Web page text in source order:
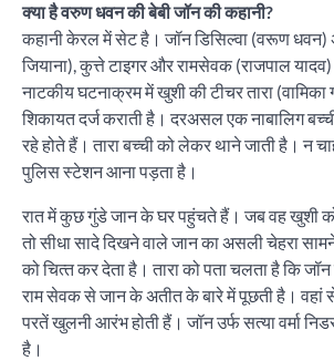
क्या है वरुण धवन की बेबी जॉन की कहानी?
कहानी केरल में सेट है। जॉन डिसिल्‍वा (वरूण धवन)
जियाना), कुत्ते टाइगर और रामसेवक (राजपाल
नाटकीय घटनाक्रम में खुशी की टीचर तारा
शिकायत दर्ज कराती है। दरअसल एक नाबालिग
रहे होते हैं। तारा बच्‍ची को लेकर थाने जाती है। न
पुलिस स्‍टेशन आना पड़ता है।
रात में कुछ गुंडे जान के घर पहुंचते हैं। जब वह खुशी
तो सीधा सादे दिखने वाले जान का असली चेहरा
को चित्‍त कर देता है। तारा को पता चलता है कि
राम सेवक से जान के अतीत के बारे में पूछती है। वहां
परतें खुलनी आरंभ होती हैं। जॉन उर्फ सत्‍या वर्मा
है।